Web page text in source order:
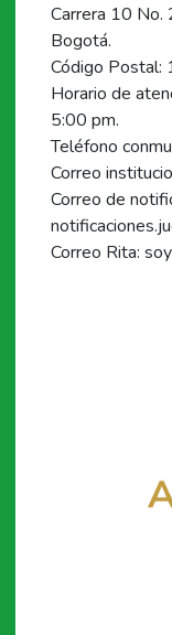
Carrera 10
Bogotá.
Código
Horario de
5:00 pm.
Teléfono
Correo
Correo de
Correo Rita: